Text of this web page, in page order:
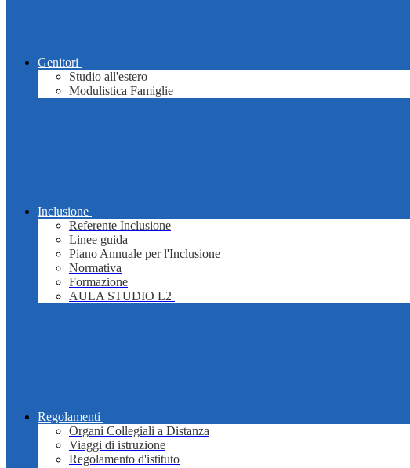
Genitori
Studio all'estero
Modulistica Famiglie
Inclusione
Referente Inclusione
Linee guida
Piano Annuale per l'Inclusione
Normativa
Formazione
AULA STUDIO L2
Regolamenti
Organi Collegiali a Distanza
Viaggi di istruzione
Regolamento d'istituto